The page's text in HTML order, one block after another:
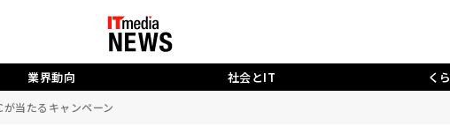
業界動向 社会とIT く
当たるキャンペーン